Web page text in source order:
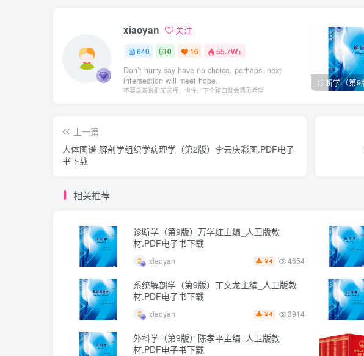
xiaoyan 关注
640 0 16 55.7W+
Don’t hurry say have no choice, perhaps, next
intersection will meet hope.
不要急着说别无选择，也许、下个路口就会遇见希望
上一篇
人体图谱 解剖学组织学病理学（第2版）李云庆彩图.PDF电子
书下载
相关推荐
诊断学（第9版）万学红主编_人卫版教
材.PDF电子书下载
xiaoyan ￥4 4654
系统解剖学（第9版）丁文龙主编_人卫版教
材.PDF电子书下载
xiaoyan ￥4 3914
外科学（第9版）陈孝平主编_人卫版教
材.PDF电子书下载